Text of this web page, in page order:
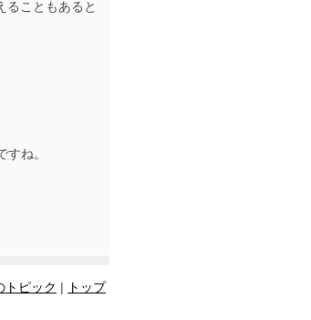
ることもあると
ね。
トピック | トップ